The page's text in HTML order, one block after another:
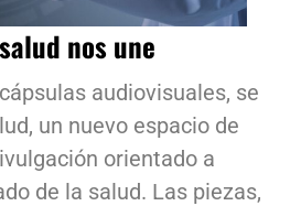
nos une
audiovisuales, se
un nuevo espacio de
orientado a
de la salud. Las piezas,